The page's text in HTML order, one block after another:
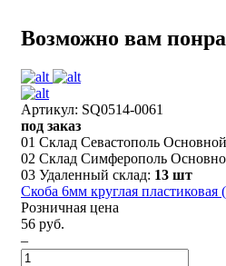
Возможно вам
Артикул: SQ0514-0061
под заказ
01 Склад Севастополь
02 Склад Симферополь
03 Удаленный склад: 13 шт
Скоба 6мм круглая
Розничная цена
56 руб.
–